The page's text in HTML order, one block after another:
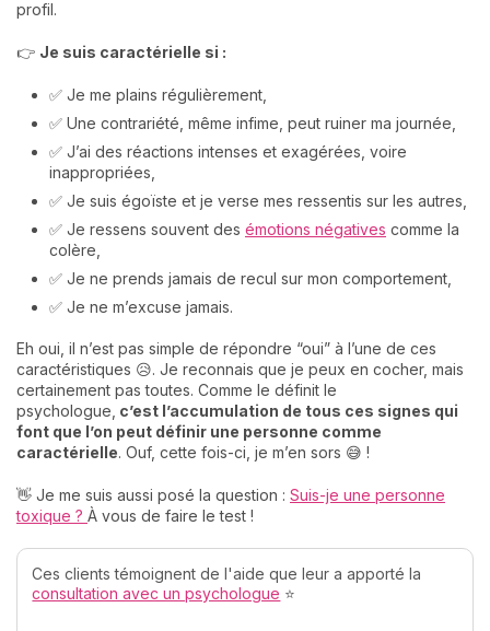
profil.
👉 Je suis caractérielle si :
✅ Je me plains régulièrement,
✅ Une contrariété, même infime, peut ruiner ma journée,
✅ J’ai des réactions intenses et exagérées, voire
inappropriées,
✅ Je suis égoïste et je verse mes ressentis sur les autres,
✅ Je ressens souvent des émotions négatives comme la
colère,
✅ Je ne prends jamais de recul sur mon comportement,
✅ Je ne m’excuse jamais.
Eh oui, il n’est pas simple de répondre “oui” à l’une de ces
caractéristiques 😥. Je reconnais que je peux en cocher, mais
certainement pas toutes. Comme le définit le
psychologue, c’est l’accumulation de tous ces signes qui
font que l’on peut définir une personne comme
caractérielle. Ouf, cette fois-ci, je m’en sors 😅 !
👋 Je me suis aussi posé la question : Suis-je une personne
toxique ? À vous de faire le test !
Ces clients témoignent de l'aide que leur a apporté la
consultation avec un psychologue ⭐